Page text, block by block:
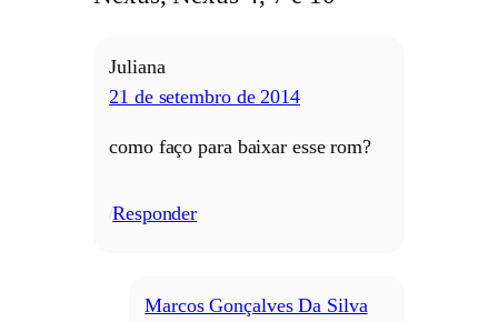
Juliana
21 de setembro de 2014
como faço para baixar esse rom?
Responder
Marcos Gonçalves Da Silva